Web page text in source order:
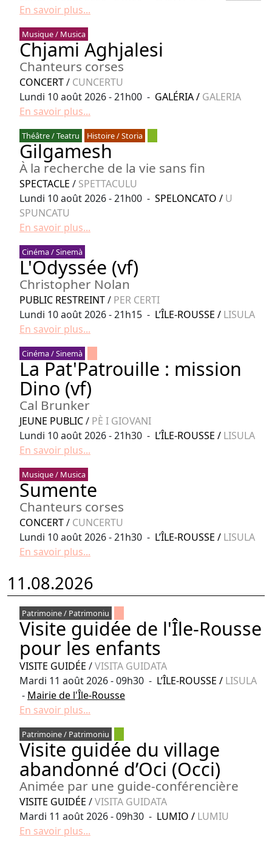
En savoir plus...
Musique / Musica
Chjami Aghjalesi
Chanteurs corses
CONCERT/ CUNCERTU
Lundi 10 août 2026 - 21h00 - GALÉRIA/ GALERIA
En savoir plus...
Théâtre / Teatru Histoire / Storia
Gilgamesh
À la recherche de la vie sans fin
SPECTACLE / SPETTACULU
Lundi 10 août 2026 - 21h00 - SPELONCATO / U
SPUNCATU
En savoir plus...
Cinéma / Sinemà
L'Odyssée (vf)
Christopher Nolan
PUBLIC RESTREINT/ PER CERTI
Lundi 10 août 2026 - 21h15 - L’ÎLE-ROUSSE / LISULA
En savoir plus...
Cinéma / Sinemà
La Pat'Patrouille : mission
Dino (vf)
Cal Brunker
JEUNE PUBLIC/ PÈ I GIOVANI
Lundi 10 août 2026 - 21h30 - L’ÎLE-ROUSSE / LISULA
En savoir plus...
Musique / Musica
Sumente
Chanteurs corses
CONCERT/ CUNCERTU
Lundi 10 août 2026 - 21h30 - L’ÎLE-ROUSSE / LISULA
En savoir plus...
11.08.2026
Patrimoine / Patrimoniu
Visite guidée de l'Île-Rousse
pour les enfants
VISITE GUIDÉE /VISITA GUIDATA
Mardi 11 août 2026 - 09h30 - L’ÎLE-ROUSSE / LISULA
- Mairie de l'Île-Rousse
En savoir plus...
Patrimoine / Patrimoniu
Visite guidée du village
abandonné d’Oci (Occi)
Animée par une guide-conférencière
VISITE GUIDÉE /VISITA GUIDATA
Mardi 11 août 2026 - 09h30 - LUMIO / LUMIU
En savoir plus...